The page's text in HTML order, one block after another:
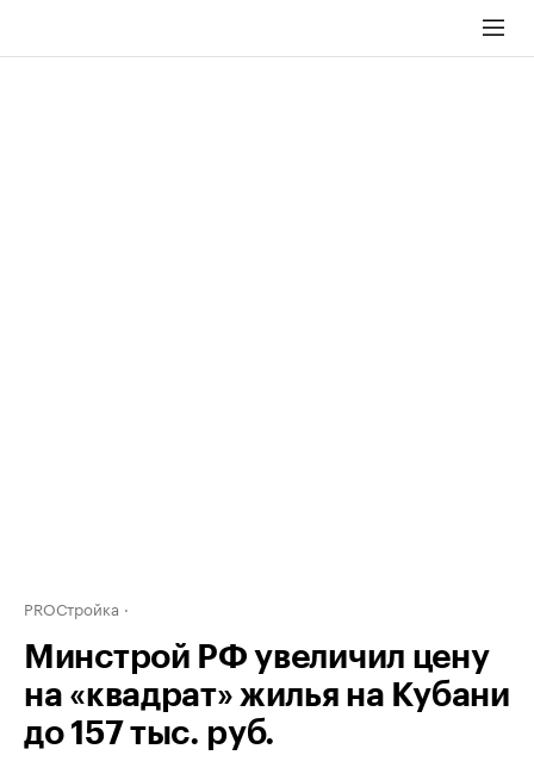
PROСтройка
Минстрой РФ увеличил цену
на «квадрат» жилья на Кубани
до 157 тыс. руб.